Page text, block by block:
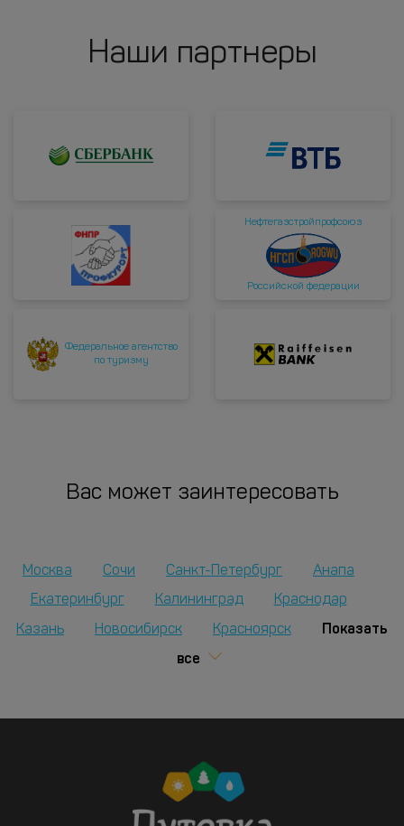
Наши партнеры
Нефтегазстройпрофсоюз
Российской федерации
Федеральное агентство
по туризму
Вас может заинтересовать
Москва Сочи Санкт-Петербург
Анапа
Екатеринбург
Калининград Краснодар
Казань Новосибирск Красноярск
Показать
все